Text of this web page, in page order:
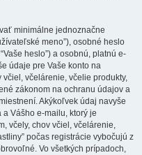
minimálne jednoznačne
meno”), osobné heslo
heslo”) a osobnú, platnú e-
údaje pre Vaše konto na
včiel, včelárenie, včelie produkty,
zákonom na ochranu údajov a
Akýkoľvek údaj navyše
Vášho e-mailu, ktorý je
včely, chov včiel, včelárenie,
počas registrácie vybočujú z
Vo všetkých prípadoch,